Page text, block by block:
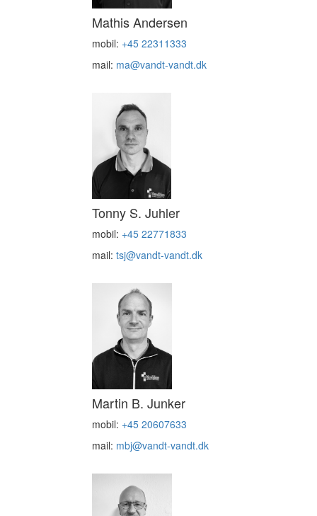
Mathis Andersen
mobil: +45 22311333
mail: ma@vandt-vandt.dk
Tonny S. Juhler
mobil: +45 22771833
mail: tsj@vandt-vandt.dk
Martin B. Junker
mobil: +45 20607633
mail: mbj@vandt-vandt.dk